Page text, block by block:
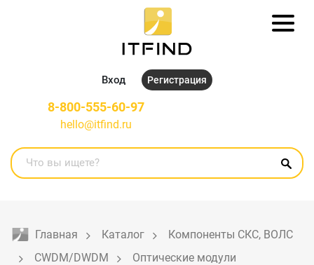
Вход Регистрация
8-800-555-60-97
hello@itfind.ru
Главная Каталог
Компоненты СКС, ВОЛС
CWDM/DWDM
Оптические модули